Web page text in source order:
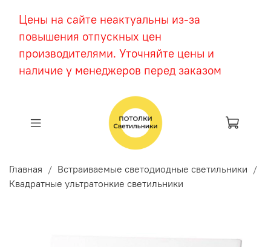
Цены на сайте неактуальны из-за
повышения отпускных цен
производителями. Уточняйте цены и
наличие у менеджеров перед заказом
Главная
Встраиваемые светодиодные светильники
Квадратные ультратонкие светильники